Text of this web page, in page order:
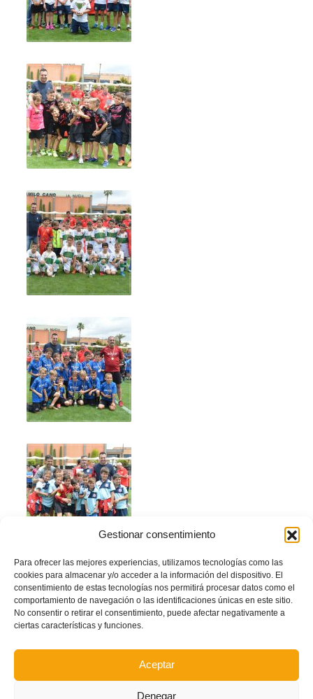
Gestionar consentimiento
Para ofrecer las mejores experiencias, utilizamos tecnologías como las
cookies para almacenar y/o acceder a la información del dispositivo. El
consentimiento de estas tecnologías nos permitirá procesar datos como el
comportamiento de navegación o las identificaciones únicas en este sitio.
No consentir o retirar el consentimiento, puede afectar negativamente a
ciertas características y funciones.
Aceptar
Denegar